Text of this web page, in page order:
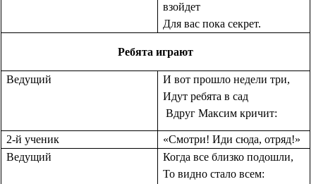
взойдет
Для вас пока секрет.
Ребята играют
Ведущий
И вот прошло недели три,
Идут ребята в сад
Вдруг Максим кричит:
2-й ученик
«Смотри! Иди сюда, отряд!»
Ведущий
Когда все близко подошли,
То видно стало всем: